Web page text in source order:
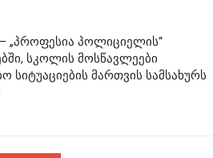
„პროფესია პოლიციელის“
სკოლის მოსწავლეები
სიტუაციების მართვის სამსახურს